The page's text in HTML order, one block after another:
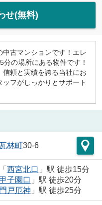
せ(無料)
古マンションです！エレ
の場所にある物件です！
頼と実績を誇る当社にお
フがしっかりとサポート
林町30-6
「 西宮北口 」駅 徒歩15分
甲子園口 」駅 徒歩20分
門戸厄神 」駅 徒歩25分